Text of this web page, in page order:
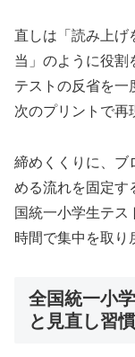
直しは「読み上げ
当」のように役割
テストの反省を一
次のプリントで再
締めくくりに、ブ
める流れを固定す
国統一小学生テス
時間で集中を取り
全国統一小
と見直し習